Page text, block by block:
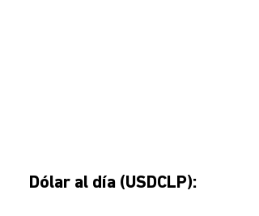
Dólar al día (USDCLP):